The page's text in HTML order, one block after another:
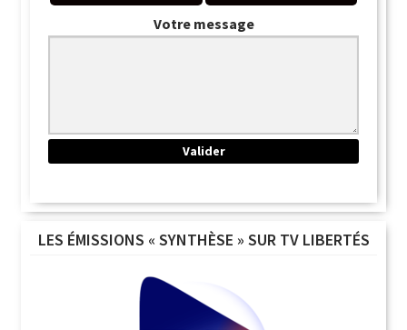
Votre message
LES ÉMISSIONS « SYNTHÈSE » SUR TV LIBERTÉS